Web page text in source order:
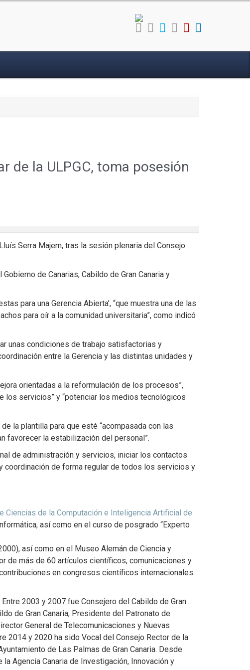
de la ULPGC, toma posesión
Serra Majem, tras la sesión plenaria del Consejo
de Canarias, Cabildo de Gran Canaria y
para una Gerencia Abierta’, “que muestra una de las
para oír a la comunidad universitaria”, como indicó
unas condiciones de trabajo satisfactorias y
entre la Gerencia y las distintas unidades y
orientadas a la reformulación de los procesos”,
los servicios” y “potenciar los medios tecnológicos
la plantilla para que esté “acompasada con las
favorecer la estabilización del personal”.
de administración y servicios, iniciar los contactos
coordinación de forma regular de todos los servicios y
de la Computación e Inteligencia Artificial de
así como en el curso de posgrado “Experto
así como en el Museo Alemán de Ciencia y
de más de 60 artículos científicos, comunicaciones y
en congresos científicos internacionales.
2003 y 2007 fue Consejero del Cabildo de Gran
de Gran Canaria, Presidente del Patronato de
General de Telecomunicaciones y Nuevas
2014 y 2020 ha sido Vocal del Consejo Rector de la
de Las Palmas de Gran Canaria. Desde
Agencia Canaria de Investigación, Innovación y